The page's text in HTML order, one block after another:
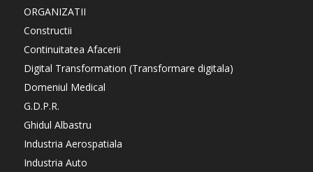
ORGANIZATII
Constructii
Continuitatea Afacerii
Digital Transformation (Transformare digitala)
Domeniul Medical
G.D.P.R.
Ghidul Albastru
Industria Aerospatiala
Industria Auto